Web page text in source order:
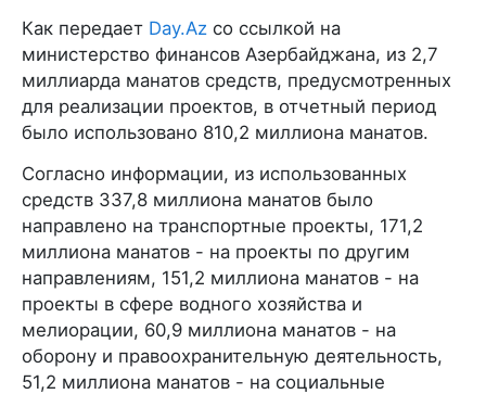
Как передает Day.Az со ссылкой на
министерство финансов Азербайджана, из 2,7
миллиарда манатов средств, предусмотренных
для реализации проектов, в отчетный период
было использовано 810,2 миллиона манатов.
Согласно информации, из использованных
средств 337,8 миллиона манатов было
направлено на транспортные проекты, 171,2
миллиона манатов - на проекты по другим
направлениям, 151,2 миллиона манатов - на
проекты в сфере водного хозяйства и
мелиорации, 60,9 миллиона манатов - на
оборону и правоохранительную деятельность,
51,2 миллиона манатов - на социальные